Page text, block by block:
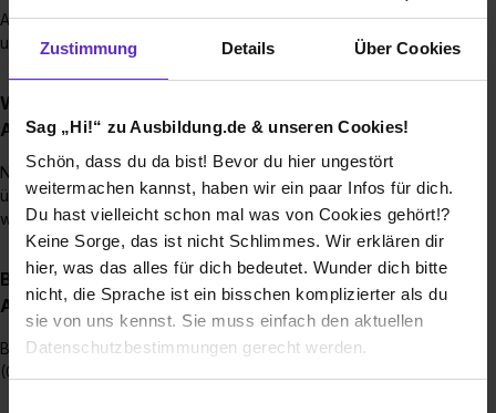
Zustimmung Details Über Cookies
Sag „Hi!“ zu Ausbildung.de & unseren Cookies!
Schön, dass du da bist! Bevor du hier ungestört
weitermachen kannst, haben wir ein paar Infos für dich.
Du hast vielleicht schon mal was von Cookies gehört!?
Keine Sorge, das ist nicht Schlimmes. Wir erklären dir
hier, was das alles für dich bedeutet. Wunder dich bitte
nicht, die Sprache ist ein bisschen komplizierter als du
sie von uns kennst. Sie muss einfach den aktuellen
Datenschutzbestimmungen gerecht werden.
Ausbildung zum Anlagenmechaniker für Sanitär-, Heizungs-
und Klimatechnik
Wie sieht der Bewerbungsprozess für eine
Ausbildungsstelle bei Ihnen aus?
Nach der schriftlichen Bewerbung folgt ein Praktikum, bevor
über die Vergabe eines Ausbildungsplatzes entschieden
wird.
Bis wann muss man sich für einen
Ausbildungsplatz bewerben?
Bis spätestens zwei Monate vor Ausbildungsbeginn
(01.02./01.08.)